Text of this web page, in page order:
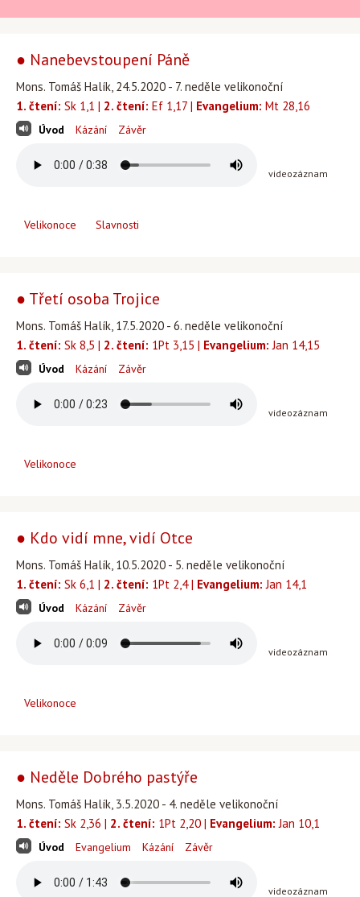
● Nanebevstoupení Páně
Mons. Tomáš Halík, 24.5.2020 - 7. neděle velikonoční
1. čtení: Sk 1,1 | 2. čtení: Ef 1,17 | Evangelium: Mt 28,16
Úvod Kázání Závěr
videozáznam
Velikonoce Slavnosti
● Třetí osoba Trojice
Mons. Tomáš Halík, 17.5.2020 - 6. neděle velikonoční
1. čtení: Sk 8,5 | 2. čtení: 1Pt 3,15 | Evangelium: Jan 14,15
Úvod Kázání Závěr
videozáznam
Velikonoce
● Kdo vidí mne, vidí Otce
Mons. Tomáš Halík, 10.5.2020 - 5. neděle velikonoční
1. čtení: Sk 6,1 | 2. čtení: 1Pt 2,4 | Evangelium: Jan 14,1
Úvod Kázání Závěr
videozáznam
Velikonoce
● Neděle Dobrého pastýře
Mons. Tomáš Halík, 3.5.2020 - 4. neděle velikonoční
1. čtení: Sk 2,36 | 2. čtení: 1Pt 2,20 | Evangelium: Jan 10,1
Úvod Evangelium Kázání Závěr
videozáznam